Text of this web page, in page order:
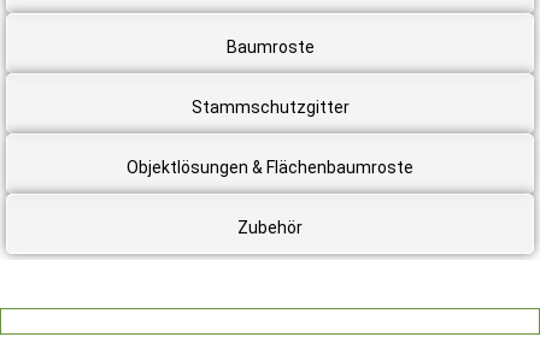
Baumroste
Stammschutzgitter
Objektlösungen & Flächenbaumroste
Zubehör